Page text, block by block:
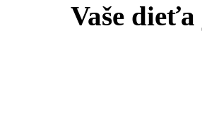
Vaše